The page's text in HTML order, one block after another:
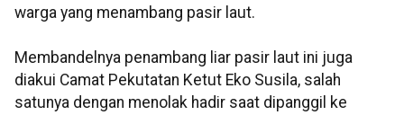
warga yang menambang pasir laut.
Membandelnya penambang liar pasir laut ini juga
diakui Camat Pekutatan Ketut Eko Susila, salah
satunya dengan menolak hadir saat dipanggil ke